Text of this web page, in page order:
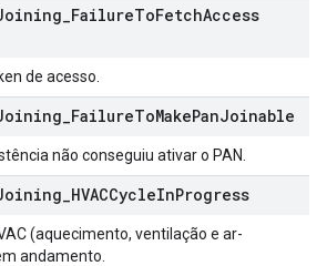
FailureToFetchAccess
de acesso.
FailureToMakePanJoinable
não conseguiu ativar o PAN.
HVACCycleInProgress
(aquecimento, ventilação e ar-
andamento.